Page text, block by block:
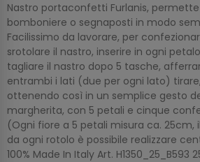
Nastro portaconfetti Furlanis,
bomboniere o segnaposti in modo
Facilissimo da lavorare, per
srotolare il nastro, inserire in ogni
tagliare il nastro dopo 5 tasche,
entrambi i lati (due per ogni lato) tirare,
ottenendo così in un semplice gesto
margherita, con 5 petali e cinque
(Ogni fiore a 5 petali misura ca. 25cm,
da ogni rotolo è possibile realizzare
100% Made In Italy Art. H1350_25_B593